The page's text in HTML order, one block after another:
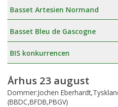
Basset Artesien Normand
Basset Bleu de Gascogne
BIS konkurrencen
Århus 23 august
Dommer:Jochen
(BBDC,BFDB,PBGV)